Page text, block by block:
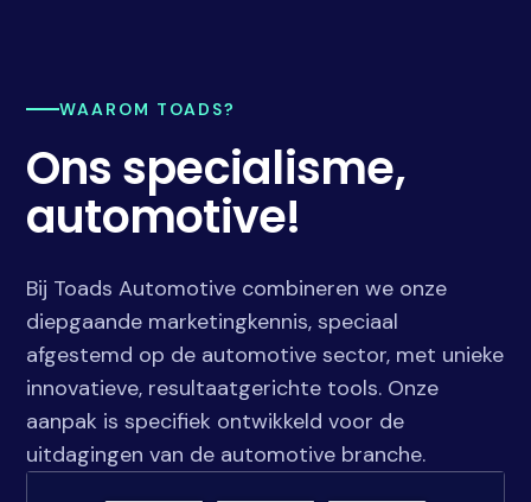
WAAROM TOADS?
Ons specialisme,
automotive!
Bij Toads Automotive combineren we onze
diepgaande marketingkennis, speciaal
afgestemd op de automotive sector, met unieke
innovatieve, resultaatgerichte tools. Onze
aanpak is specifiek ontwikkeld voor de
uitdagingen van de automotive branche.